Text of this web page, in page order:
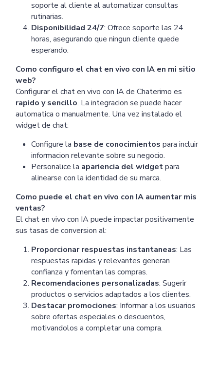
soporte al cliente al automatizar consultas
rutinarias.
Disponibilidad 24/7: Ofrece soporte las 24
horas, asegurando que ningun cliente quede
esperando.
Como configuro el chat en vivo con IA en mi sitio
web?
Configurar el chat en vivo con IA de Chaterimo es
rapido y sencillo. La integracion se puede hacer
automatica o manualmente. Una vez instalado el
widget de chat:
Configure la base de conocimientos para incluir
informacion relevante sobre su negocio.
Personalice la apariencia del widgetpara
alinearse con la identidad de su marca.
Como puede el chat en vivo con IA aumentar mis
ventas?
El chat en vivo con IA puede impactar positivamente
sus tasas de conversion al:
Proporcionar respuestas instantaneas: Las
respuestas rapidas y relevantes generan
confianza y fomentan las compras.
Recomendaciones personalizadas: Sugerir
productos o servicios adaptados a los clientes.
Destacar promociones: Informar a los usuarios
sobre ofertas especiales o descuentos,
motivandolos a completar una compra.